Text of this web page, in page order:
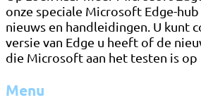
onze speciale Microsoft Edge-
nieuws en handleidingen. U kunt
versie van Edge u heeft of de
die Microsoft aan het testen is op
Menu